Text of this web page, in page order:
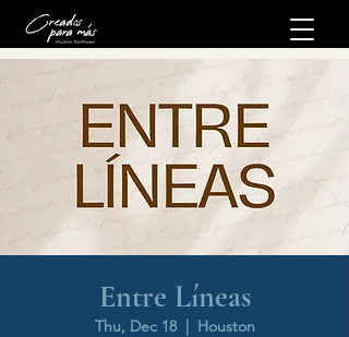
Entre Líneas
Thu, Dec 18
  |
Houston